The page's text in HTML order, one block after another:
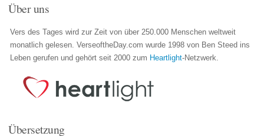
Über uns
Vers des Tages wird zur Zeit von über 250.000 Menschen weltweit
monatlich gelesen. VerseoftheDay.com wurde 1998 von Ben Steed ins
Leben gerufen und gehört seit 2000 zum Heartlight-Netzwerk.
Übersetzung